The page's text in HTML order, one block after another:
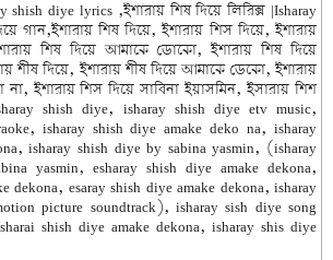
shish diye lyrics ,ইশারায় শিষ দিয়ে লিরিক্স |Isharay
গান,ইশারায় শিষ দিয়ে, ইশারায় শিস দিয়ে, ইশারায়
শিষ দিয়ে আমাকে ডোকো, ইশারায় শিষ দিয়ে
শীষ দিয়ে, ইশারায় শীষ দিয়ে আমাকে ডেকো, ইশারায়
ইশারায় শিস দিয়ে সাবিনা ইয়াসমিন, ইসারায় শিশ
shish diye, isharay shish diye etv music,
isharay shish diye amake deko na, isharay
isharay shish diye by sabina yasmin, (isharay
yasmin, esharay shish diye amake dekona,
dekona, esaray shish diye amake dekona, isharay
picture soundtrack), isharay sish diye song
shish diye amake dekona, isharay shis diye